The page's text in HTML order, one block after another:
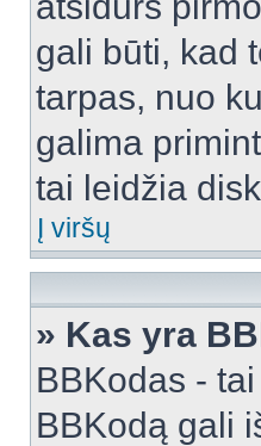
gali būti, kad
tarpas, nuo
galima
tai leidžia
Į viršų
» Kas yra
BBKodas -
BBKodą gali